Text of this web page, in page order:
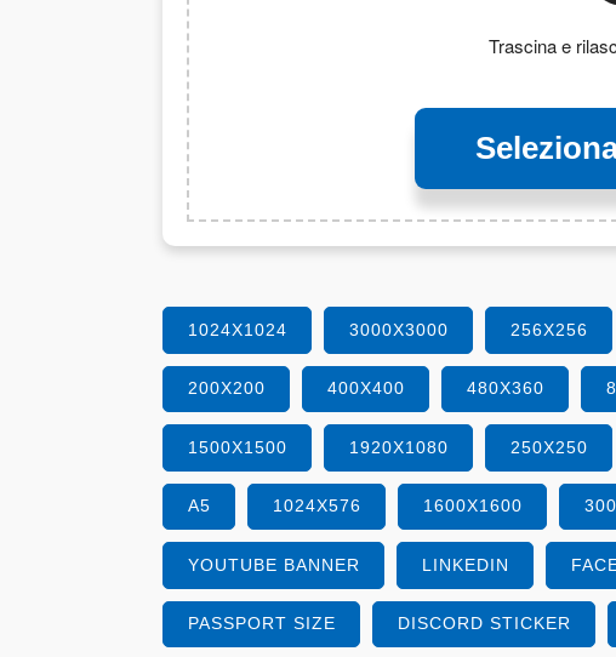
Trascina e
1024X1024 3000X3000 256X256
200X200 400X400 480X360
1500X1500 1920X1080 250X250
A5 1024X576 1600X1600
YOUTUBE BANNER LINKEDIN
PASSPORT SIZE DISCORD STICKER